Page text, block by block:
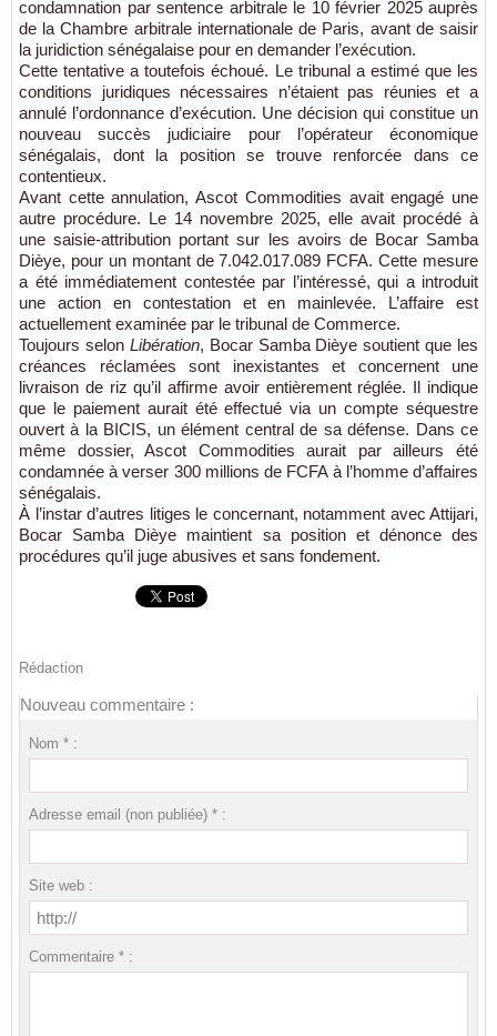
condamnation par sentence arbitrale le 10 février 2025 auprès
de la Chambre arbitrale internationale de Paris, avant de saisir
la juridiction sénégalaise pour en demander l’exécution.
Cette tentative a toutefois échoué. Le tribunal a estimé que les
conditions juridiques nécessaires n’étaient pas réunies et a
annulé l’ordonnance d’exécution. Une décision qui constitue un
nouveau succès judiciaire pour l’opérateur économique
sénégalais, dont la position se trouve renforcée dans ce
contentieux.
Avant cette annulation, Ascot Commodities avait engagé une
autre procédure. Le 14 novembre 2025, elle avait procédé à
une saisie-attribution portant sur les avoirs de Bocar Samba
Dièye, pour un montant de 7.042.017.089 FCFA. Cette mesure
a été immédiatement contestée par l’intéressé, qui a introduit
une action en contestation et en mainlevée. L’affaire est
actuellement examinée par le tribunal de Commerce.
Toujours selon Libération, Bocar Samba Dièye soutient que les
créances réclamées sont inexistantes et concernent une
livraison de riz qu’il affirme avoir entièrement réglée. Il indique
que le paiement aurait été effectué via un compte séquestre
ouvert à la BICIS, un élément central de sa défense. Dans ce
même dossier, Ascot Commodities aurait par ailleurs été
condamnée à verser 300 millions de FCFA à l’homme d’affaires
sénégalais.
À l’instar d’autres litiges le concernant, notamment avec Attijari,
Bocar Samba Dièye maintient sa position et dénonce des
procédures qu’il juge abusives et sans fondement.
Rédaction
Nouveau commentaire :
Nom * :
Adresse email (non publiée) * :
Site web :
Commentaire * :